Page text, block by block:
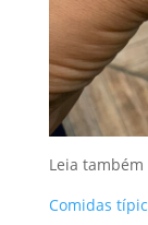
Leia também
Comidas